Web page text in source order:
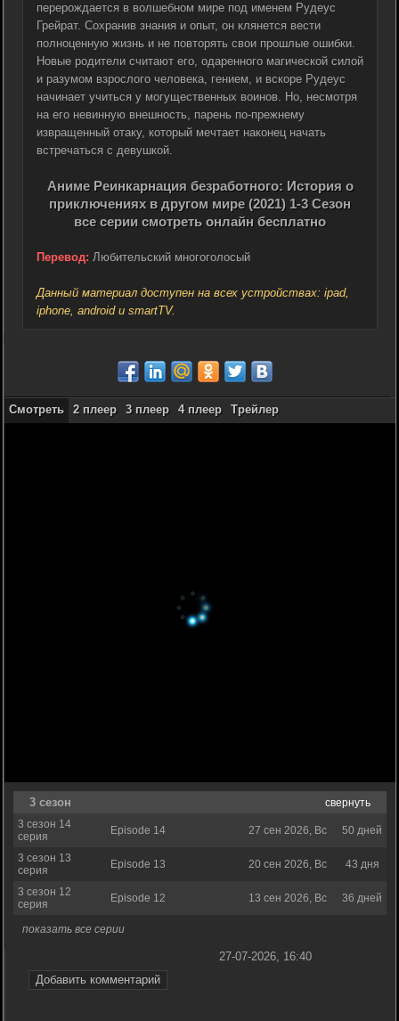
перерождается в волшебном мире под именем Рудеус
Грейрат. Сохранив знания и опыт, он клянется вести
полноценную жизнь и не повторять свои прошлые ошибки.
Новые родители считают его, одаренного магической силой
и разумом взрослого человека, гением, и вскоре Рудеус
начинает учиться у могущественных воинов. Но, несмотря
на его невинную внешность, парень по-прежнему
извращенный отаку, который мечтает наконец начать
встречаться с девушкой.
Аниме Реинкарнация безработного: История о
приключениях в другом мире (2021) 1-3 Сезон
все серии смотреть онлайн бесплатно
Перевод: Любительский многоголосый
Данный материал доступен на всех устройствах: ipad,
iphone, android и smartTV.
Смотреть 2 плеер 3 плеер 4 плеер Трейлер
3 сезон
свернуть
3 сезон 14
серия
Episode 14 27 сен 2026, Вс 50 дней
3 сезон 13
серия
Episode 13 20 сен 2026, Вс 43 дня
3 сезон 12
серия
Episode 12 13 сен 2026, Вс 36 дней
показать все серии
Добавить комментарий
27-07-2026, 16:40